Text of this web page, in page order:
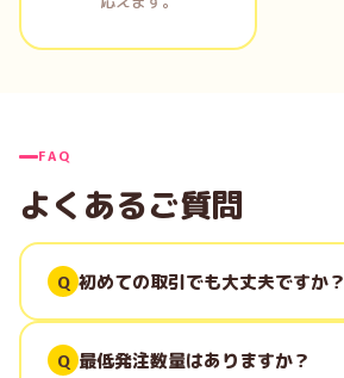
FAQ
よくあるご質問
初めての取引でも大丈夫ですか？
最低発注数量はありますか？